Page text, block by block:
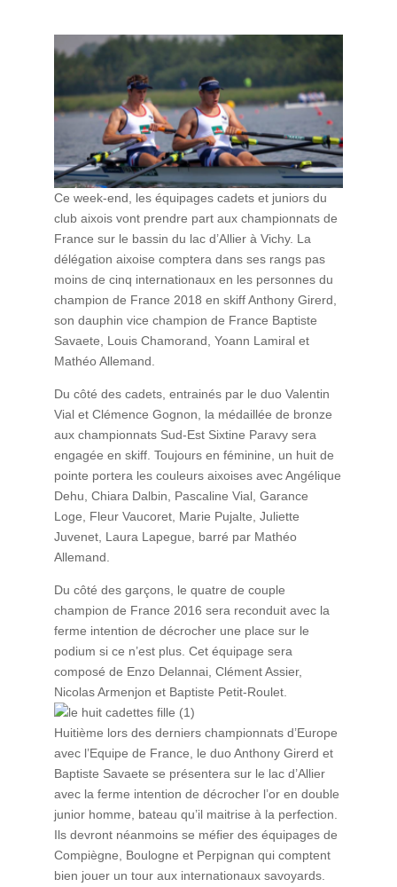
Ce week-end, les équipages cadets et juniors du
club aixois vont prendre part aux championnats de
France sur le bassin du lac d’Allier à Vichy. La
délégation aixoise comptera dans ses rangs pas
moins de cinq internationaux en les personnes du
champion de France 2018 en skiff Anthony Girerd,
son dauphin vice champion de France Baptiste
Savaete, Louis Chamorand, Yoann Lamiral et
Mathéo Allemand.
Du côté des cadets, entrainés par le duo Valentin
Vial et Clémence Gognon, la médaillée de bronze
aux championnats Sud-Est Sixtine Paravy sera
engagée en skiff. Toujours en féminine, un huit de
pointe portera les couleurs aixoises avec Angélique
Dehu, Chiara Dalbin, Pascaline Vial, Garance
Loge, Fleur Vaucoret, Marie Pujalte, Juliette
Juvenet, Laura Lapegue, barré par Mathéo
Allemand.
Du côté des garçons, le quatre de couple
champion de France 2016 sera reconduit avec la
ferme intention de décrocher une place sur le
podium si ce n’est plus. Cet équipage sera
composé de Enzo Delannai, Clément Assier,
Nicolas Armenjon et Baptiste Petit-Roulet.
Huitième lors des derniers championnats d’Europe
avec l’Equipe de France, le duo Anthony Girerd et
Baptiste Savaete se présentera sur le lac d’Allier
avec la ferme intention de décrocher l’or en double
junior homme, bateau qu’il maitrise à la perfection.
Ils devront néanmoins se méfier des équipages de
Compiègne, Boulogne et Perpignan qui comptent
bien jouer un tour aux internationaux savoyards.